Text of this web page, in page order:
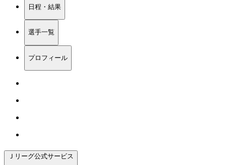
日程・結果
選手一覧
プロフィール
Ｊリーグ公式サービス